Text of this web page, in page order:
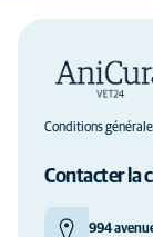
Conditions
Contacter la
994